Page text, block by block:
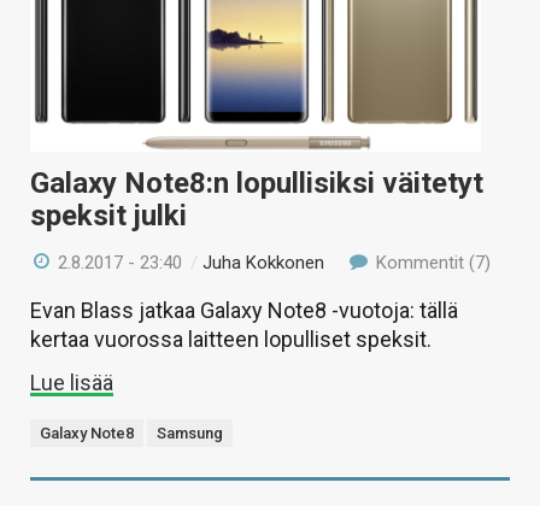
Galaxy Note8:n lopullisiksi väitetyt
speksit julki
2.8.2017 - 23:40 /Juha Kokkonen Kommentit (7)
Evan Blass jatkaa Galaxy Note8 -vuotoja: tällä
kertaa vuorossa laitteen lopulliset speksit.
Lue lisää
Galaxy Note8 Samsung